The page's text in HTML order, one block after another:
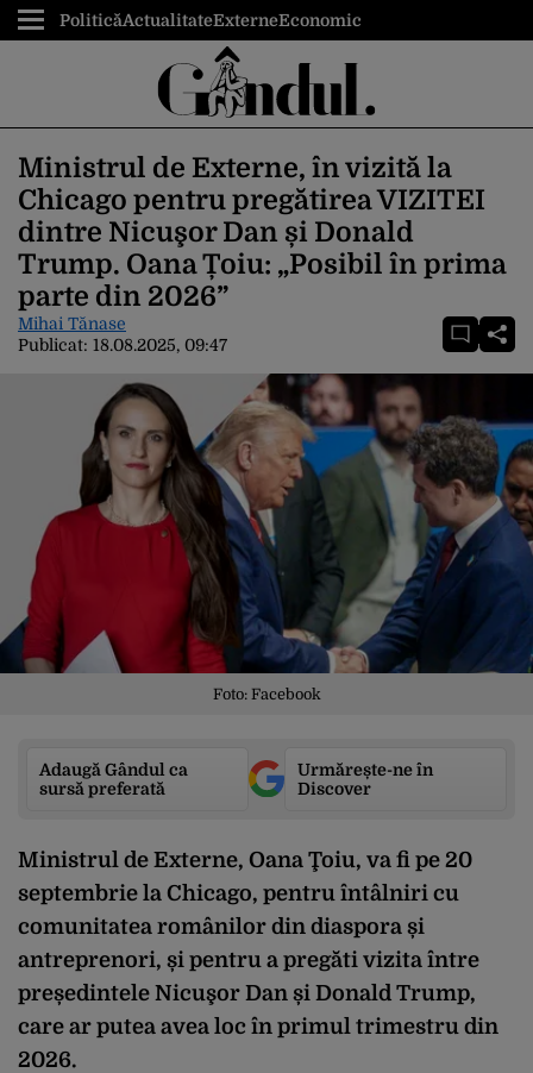
PoliticăActualitateExterneEconomic
Ministrul de Externe, în vizită la
Chicago pentru pregătirea VIZITEI
dintre Nicuşor Dan și Donald
Trump. Oana Țoiu: „Posibil în prima
parte din 2026”
Mihai Tănase
Publicat: 18.08.2025, 09:47
Foto: Facebook
Adaugă Gândul ca
sursă preferată
Urmărește-ne în
Discover
Ministrul de Externe, Oana Ţoiu, va fi pe 20
septembrie la Chicago, pentru întâlniri cu
comunitatea românilor din diaspora și
antreprenori, și pentru a pregăti vizita între
președintele Nicuşor Dan și Donald Trump,
care ar putea avea loc în primul trimestru din
2026.